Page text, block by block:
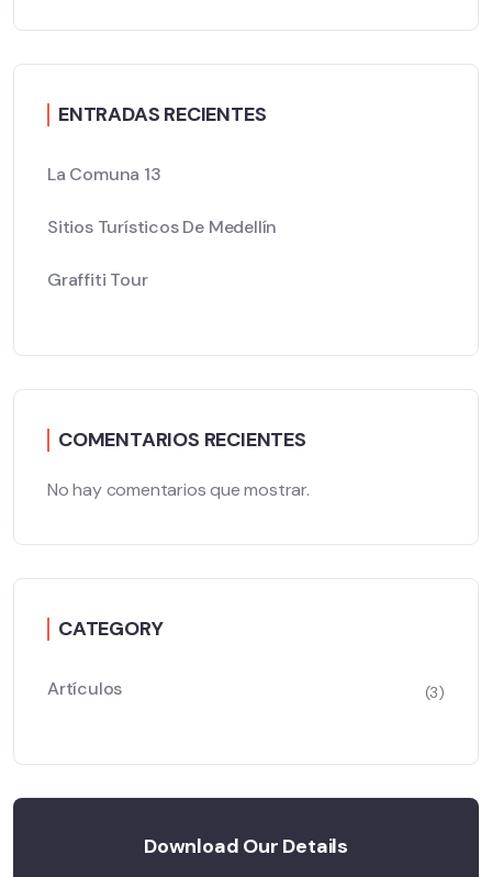
ENTRADAS RECIENTES
La Comuna 13
Sitios Turísticos De Medellín
Graffiti Tour
COMENTARIOS RECIENTES
No hay comentarios que mostrar.
CATEGORY
Artículos (3)
Download Our Details